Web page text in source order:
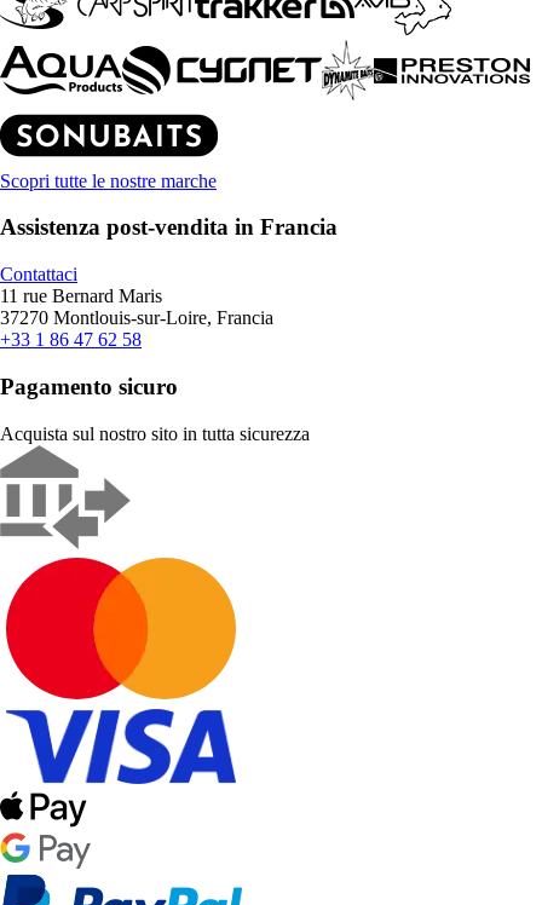
Scopri tutte le nostre marche
Assistenza post-vendita in Francia
Contattaci
11 rue Bernard Maris
37270 Montlouis-sur-Loire, Francia
+33 1 86 47 62 58
Pagamento sicuro
Acquista sul nostro sito in tutta sicurezza